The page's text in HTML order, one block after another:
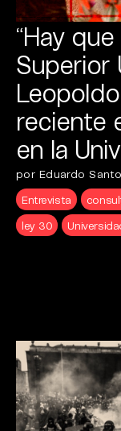
“Hay
Superior
reciente
en la
por Eduardo
Entrevista
ley 30